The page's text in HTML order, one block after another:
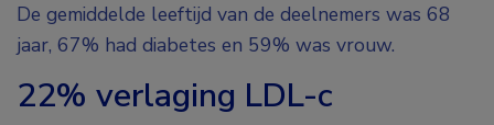
De gemiddelde leeftijd van de deelnemers was 68
jaar, 67% had diabetes en 59% was vrouw.
22% verlaging LDL-c